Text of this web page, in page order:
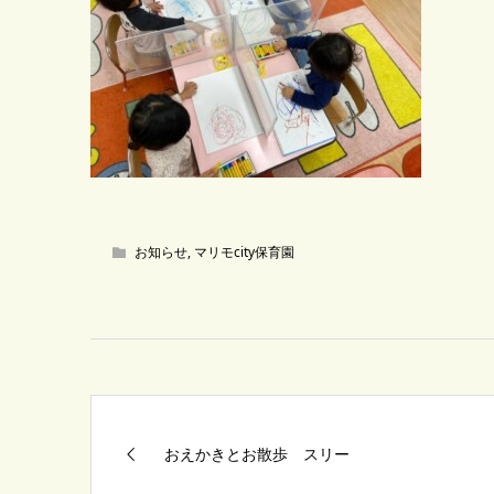
お知らせ, マリモcity保育園
おえかきとお散歩 スリー